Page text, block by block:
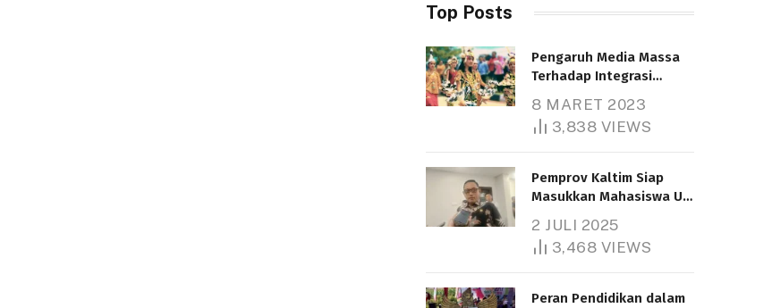
Top Posts
Pengaruh Media Massa
Terhadap Integrasi
8 MARET 2023
3,838 VIEWS
Pemprov Kaltim Siap
Masukkan Mahasiswa UT
Bantuan Pendidikan
Gratispol
2 JULI 2025
3,468 VIEWS
Peran Pendidikan dalam